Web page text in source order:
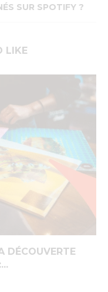
SUR SPOTIFY ?
LIKE
DÉCOUVERTE